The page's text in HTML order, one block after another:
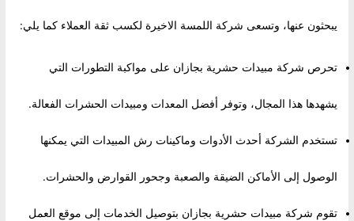
يبحثون عنها، وتسعى شركة اللمسة الاخيرة لكسب ثقة العملاء كما يلي:
تحرص شركة مبيدات حشرية بجازان على مواكبة التطورات التي
يشهدها هذا المجال، وتوفر أفضل المعدات ومبيدات الحشرات الفعالة.
تستخدم الشركة أحدث الأدوات وماكينات رش المبيدات التي يمكنها
الوصول إلى الأماكن الضيقة والصعبة وجحور القوارض والحشرات.
تقوم شركة مبيدات حشرية بجازان بتوصيل الخدمات إلى موقع العمل